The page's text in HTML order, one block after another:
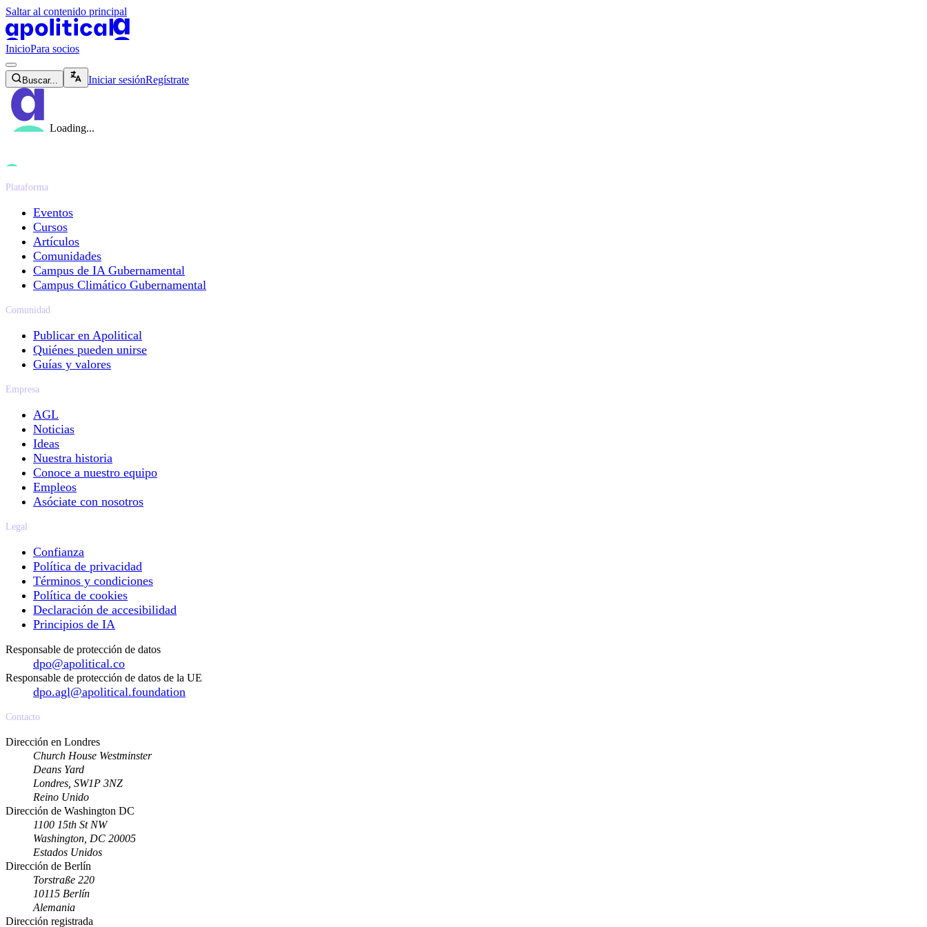
Saltar al contenido principal
apolitical-logo-default
InicioPara socios
magnifying-glass-icon
Buscar... Iniciar sesiónRegístrate
Loading...
Plataforma
Eventos
Cursos
Artículos
Comunidades
Campus de IA Gubernamental
Campus Climático Gubernamental
Comunidad
Publicar en Apolitical
Quiénes pueden unirse
Guías y valores
Empresa
AGL
Noticias
Ideas
Nuestra historia
Conoce a nuestro equipo
Empleos
Asóciate con nosotros
Legal
Confianza
Política de privacidad
Términos y condiciones
Política de cookies
Declaración de accesibilidad
Principios de IA
Responsable de protección de datos
dpo@apolitical.co
Responsable de protección de datos de la UE
dpo.agl@apolitical.foundation
Contacto
Dirección en Londres
Church House Westminster
Deans Yard
Londres, SW1P 3NZ
Reino Unido
Dirección de Washington DC
1100 15th St NW
Washington, DC 20005
Estados Unidos
Dirección de Berlín
Torstraße 220
10115 Berlín
Alemania
Dirección registrada